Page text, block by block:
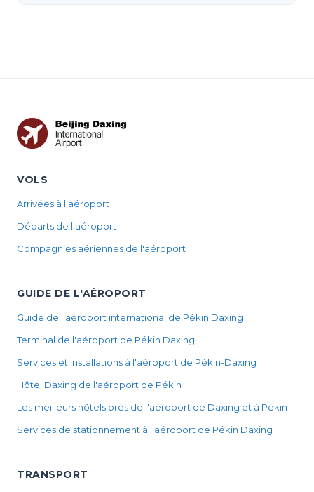
VOLS
Arrivées à l'aéroport
Départs de l'aéroport
Compagnies aériennes de l'aéroport
GUIDE DE L'AÉROPORT
Guide de l'aéroport international de Pékin Daxing
Terminal de l'aéroport de Pékin Daxing
Services et installations à l'aéroport de Pékin-Daxing
Hôtel Daxing de l'aéroport de Pékin
Les meilleurs hôtels près de l'aéroport de Daxing et à Pékin
Services de stationnement à l'aéroport de Pékin Daxing
TRANSPORT